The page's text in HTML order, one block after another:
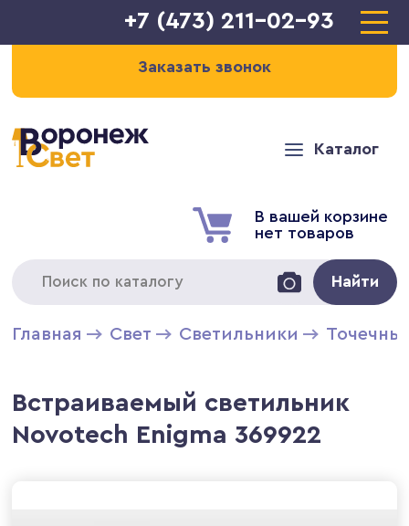
+7 (473) 211-02-93
Заказать звонок
Каталог
В вашей корзине
нет товаров
Найти
Главная Свет Светильники
Встраиваемый светильник
Novotech Enigma 369922